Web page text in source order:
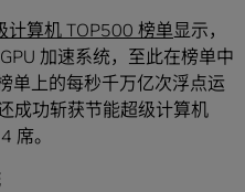
计算机 TOP500 榜单显示，
加速系统，至此在榜单中
单上的每秒千万亿次浮点运
成功斩获节能超级计算机
席。